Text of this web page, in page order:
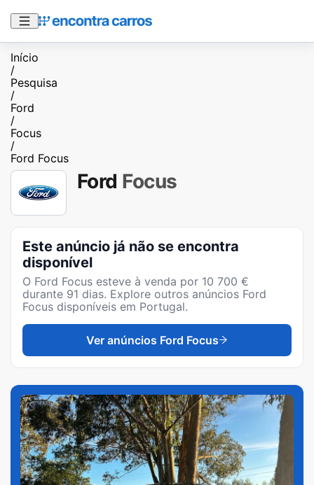
Início
/
Pesquisa
/
Ford
/
Focus
/
Ford Focus
Ford Focus
Este anúncio já não se encontra
disponível
O Ford Focus esteve à venda por 10 700 €
durante 91 dias. Explore outros anúncios Ford
Focus disponíveis em Portugal.
Ver anúncios Ford Focus